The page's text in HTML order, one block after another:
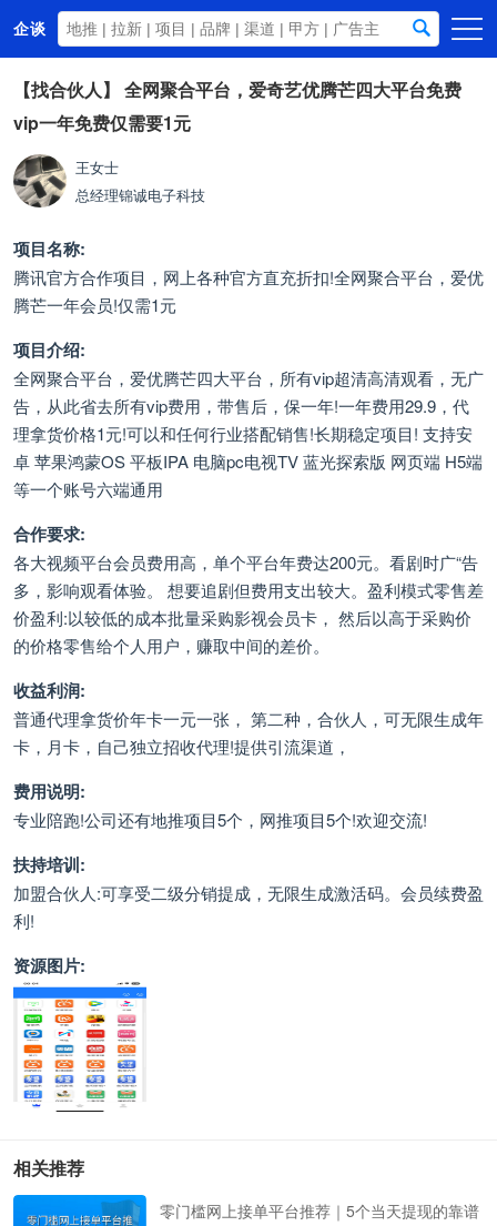
企谈
首页
商务资源
资讯动态
关于我们
【找合伙人】 全网聚合平台，爱奇艺优腾芒四大平台免费
vip一年免费仅需要1元
王女士
总经理锦诚电子科技
项目名称:
腾讯官方合作项目，网上各种官方直充折扣!全网聚合平台，爱优
腾芒一年会员!仅需1元
项目介绍:
全网聚合平台，爱优腾芒四大平台，所有vip超清高清观看，无广
告，从此省去所有vip费用，带售后，保一年!一年费用29.9，代
理拿货价格1元!可以和任何行业搭配销售!长期稳定项目! 支持安
卓 苹果鸿蒙OS 平板IPA 电脑pc电视TV 蓝光探索版 网页端 H5端
等一个账号六端通用
合作要求:
各大视频平台会员费用高，单个平台年费达200元。看剧时广“告
多，影响观看体验。 想要追剧但费用支出较大。盈利模式零售差
价盈利:以较低的成本批量采购影视会员卡， 然后以高于采购价
的价格零售给个人用户，赚取中间的差价。
收益利润:
普通代理拿货价年卡一元一张， 第二种，合伙人，可无限生成年
卡，月卡，自己独立招收代理!提供引流渠道，
费用说明:
专业陪跑!公司还有地推项目5个，网推项目5个!欢迎交流!
扶持培训:
加盟合伙人:可享受二级分销提成，无限生成激活码。会员续费盈
利!
资源图片:
相关推荐
零门槛网上接单平台推荐｜5个当天提现的靠谱